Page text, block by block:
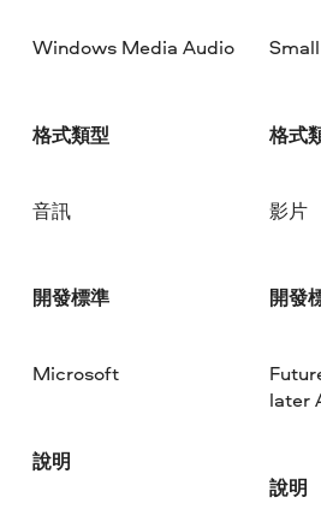
Windows Media Audio
格式類型
音訊
開發標準
Microsoft
說明
格式
影片
開發
later
說明